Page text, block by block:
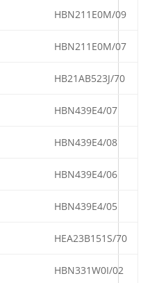
HBN211E0M/09
HBN211E0M/07
HB21AB523J/70
HBN439E4/07
HBN439E4/08
HBN439E4/06
HBN439E4/05
HEA23B151S/70
HBN331W0I/02